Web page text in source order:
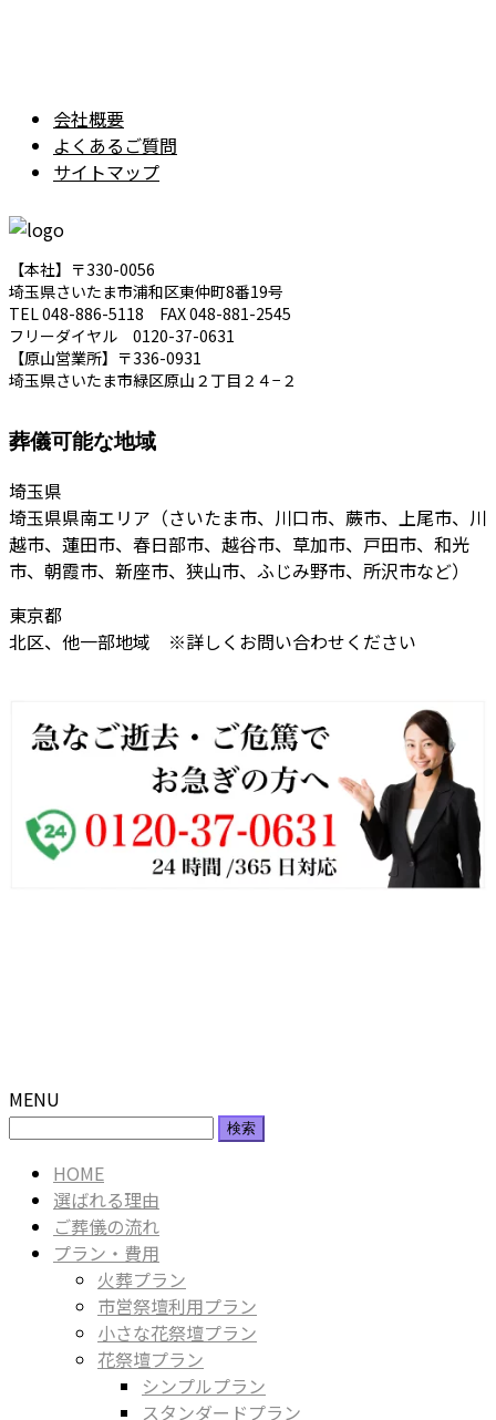
会社概要
よくあるご質問
サイトマップ
【本社】〒330-0056
埼玉県さいたま市浦和区東仲町8番19号
TEL 048-886-5118 FAX 048-881-2545
フリーダイヤル 0120-37-0631
【原山営業所】〒336-0931
埼玉県さいたま市緑区原山２丁目２４−２
葬儀可能な地域
埼玉県
埼玉県県南エリア（さいたま市、川口市、蕨市、上尾市、川
越市、蓮田市、春日部市、越谷市、草加市、戸田市、和光
市、朝霞市、新座市、狭山市、ふじみ野市、所沢市など）
東京都
北区、他一部地域 ※詳しくお問い合わせください
MENU
検
HOME
選ばれる理由
ご葬儀の流れ
プラン・費用
火葬プラン
市営祭壇利用プラン
小さな花祭壇プラン
花祭壇プラン
シンプルプラン
スタンダードプラン